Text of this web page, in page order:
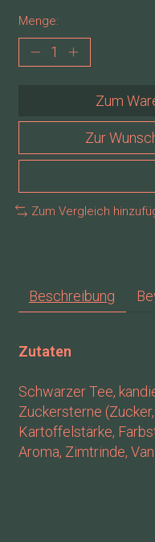
Menge:
Zum
Zur
Zum Vergleich
Beschreibung
Zutaten
Schwarzer Tee,
Zuckersterne
Kartoffelstärke,
Aroma, Zimtrinde,